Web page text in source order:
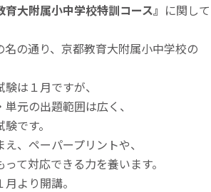
育大附属小中学校特訓コース』 に関して
名の通り、京都教育大附属小中学校の
は１月ですが、
元の出題範囲は広く、
です。
、ペーパープリントや、
て対応できる力を養います。
より開講。